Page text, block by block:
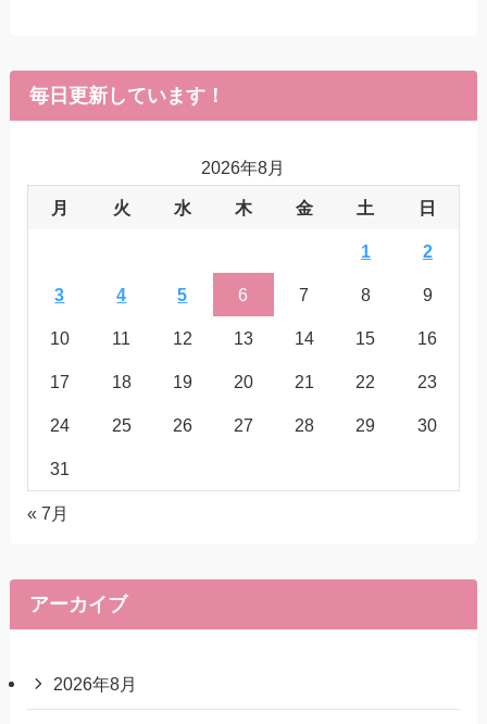
毎日更新しています！
2026年8月
月 火 水 木 金 土 日
1 2
3 4 5 6 7 8 9
10 11 12 13 14 15 16
17 18 19 20 21 22 23
24 25 26 27 28 29 30
31
« 7月
アーカイブ
2026年8月